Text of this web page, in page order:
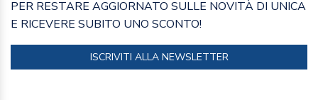
PER RESTARE AGGIORNATO SULLE NOVITÀ DI UNICA
E RICEVERE SUBITO UNO SCONTO!
ISCRIVITI ALLA NEWSLETTER